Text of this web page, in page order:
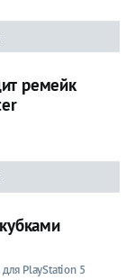
ремейк
PlayStation 5